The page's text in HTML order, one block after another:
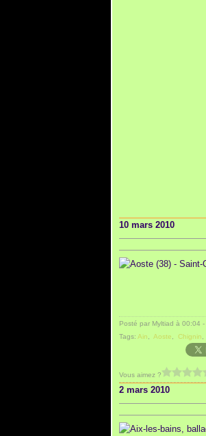
10 mars 2010
Posté par Myltiad à 00:04 -
Tags: Ain Aoste Chignin
Vous aimez ?
2 mars 2010